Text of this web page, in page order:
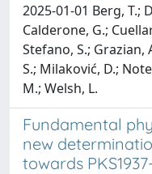
2025-01-01 Berg, T.;
Calderone, G.;
Stefano, S.; Grazian,
S.; Milaković, D.;
M.; Welsh, L.
Fundamental
new
towards